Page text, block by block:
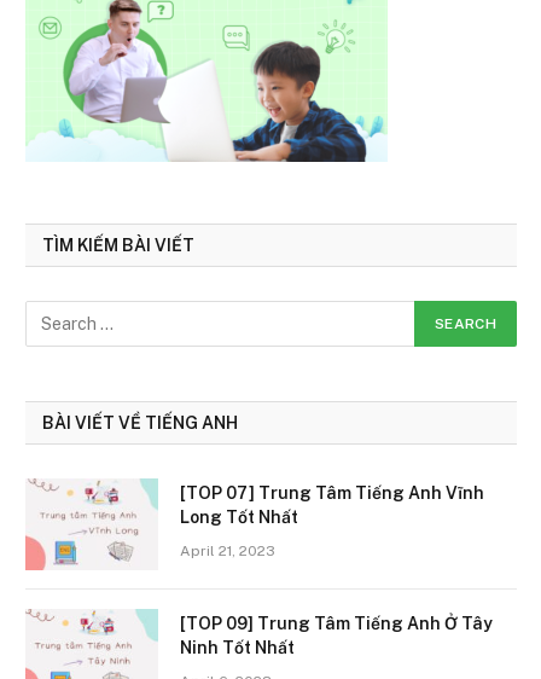
TÌM KIẾM BÀI VIẾT
BÀI VIẾT VỀ TIẾNG ANH
[TOP 07] Trung Tâm Tiếng Anh Vĩnh
Long Tốt Nhất
April 21, 2023
[TOP 09] Trung Tâm Tiếng Anh Ở Tây
Ninh Tốt Nhất